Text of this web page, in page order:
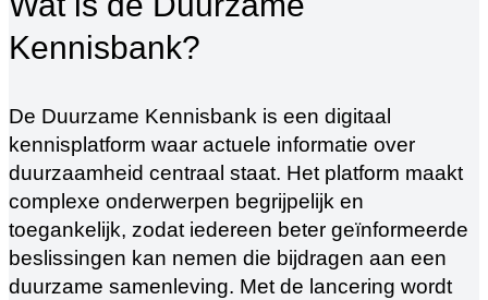
Kennisbank?
De Duurzame Kennisbank is een digitaal
kennisplatform waar actuele informatie over
duurzaamheid centraal staat. Het platform maakt
complexe onderwerpen begrijpelijk en
toegankelijk, zodat iedereen beter geïnformeerde
beslissingen kan nemen die bijdragen aan een
duurzame samenleving. Met de lancering wordt